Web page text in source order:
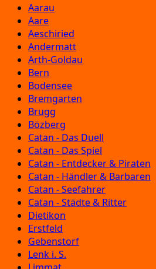
Aarau
Aare
Aeschiried
Andermatt
Arth-Goldau
Bern
Bodensee
Bremgarten
Brugg
Bözberg
Catan - Das Duell
Catan - Das Spiel
Catan - Entdecker & Piraten
Catan - Händler & Barbaren
Catan - Seefahrer
Catan - Städte & Ritter
Dietikon
Erstfeld
Gebenstorf
Lenk i. S.